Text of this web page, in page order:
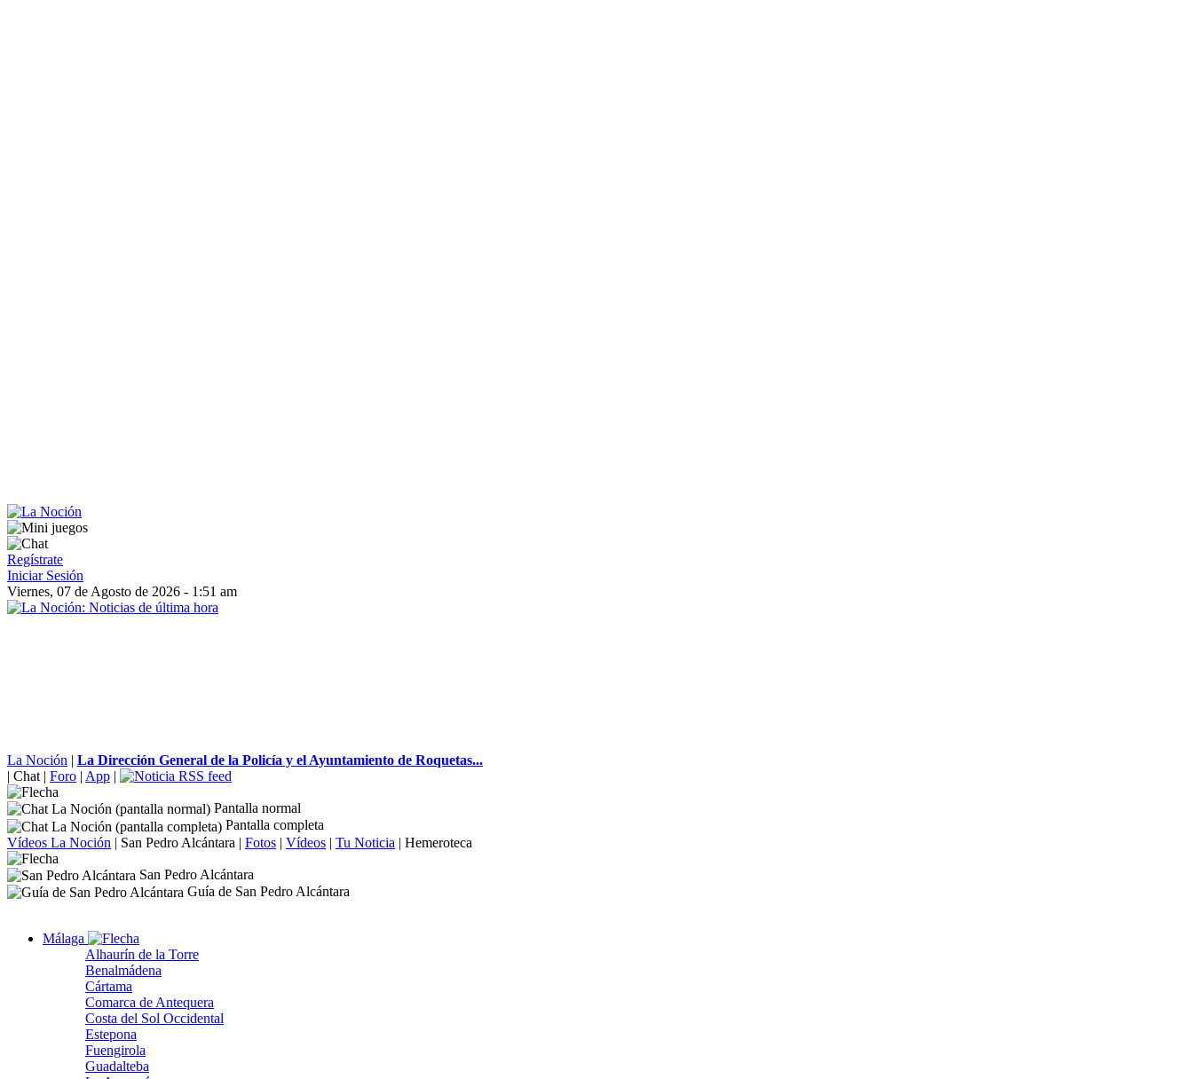
Regístrate
Iniciar Sesión
Viernes, 07 de Agosto de 2026 - 1:51 am
La Noción | La Dirección General de la Policía y el Ayuntamiento de Roquetas...
| Chat | Foro | App |
Pantalla normal
Pantalla completa
Vídeos La Noción | San Pedro Alcántara | Fotos | Vídeos | Tu Noticia | Hemeroteca
San Pedro Alcántara
Guía de San Pedro Alcántara
Málaga
Alhaurín de la Torre
Benalmádena
Cártama
Comarca de Antequera
Costa del Sol Occidental
Estepona
Fuengirola
Guadalteba